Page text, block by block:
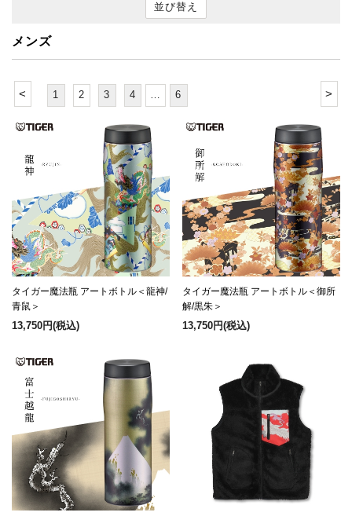
並び替え
メンズ
< >
1 2 3 4 … 6
タイガー魔法瓶 アートボトル＜龍神/
青鼠＞
13,750円(税込)
タイガー魔法瓶 アートボトル＜御所
解/黒朱＞
13,750円(税込)